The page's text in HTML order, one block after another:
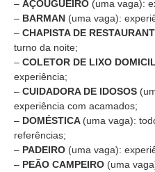
– AÇOUGUEIRO (uma vaga):
– BARMAN (uma vaga):
– CHAPISTA DE
turno da noite;
– COLETOR DE LIXO
experiência;
– CUIDADORA DE IDOSOS
experiência com acamados;
– DOMÉSTICA (uma vaga):
referências;
– PADEIRO (uma vaga):
– PEÃO CAMPEIRO (uma